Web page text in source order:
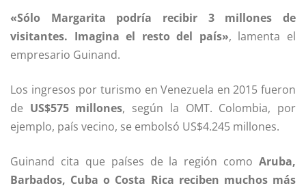
«Sólo Margarita podría recibir 3 millones de
visitantes. Imagina el resto del país», lamenta el
empresario Guinand.
Los ingresos por turismo en Venezuela en 2015 fueron
de US$575 millones, según la OMT. Colombia, por
ejemplo, país vecino, se embolsó US$4.245 millones.
Guinand cita que países de la región como Aruba,
Barbados, Cuba o Costa Rica reciben muchos más